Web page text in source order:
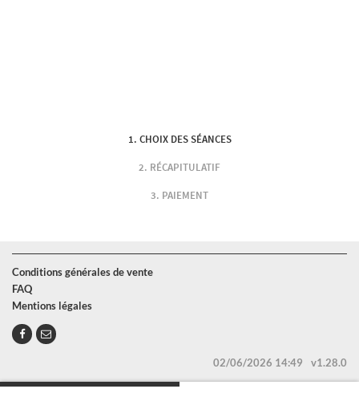
CHOIX DES SÉANCES
RÉCAPITULATIF
PAIEMENT
Conditions générales de vente
FAQ
Mentions légales
02/06/2026 14:49 v1.28.0